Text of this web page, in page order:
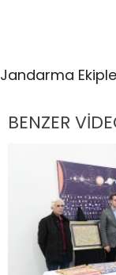
Jandarma
BENZER